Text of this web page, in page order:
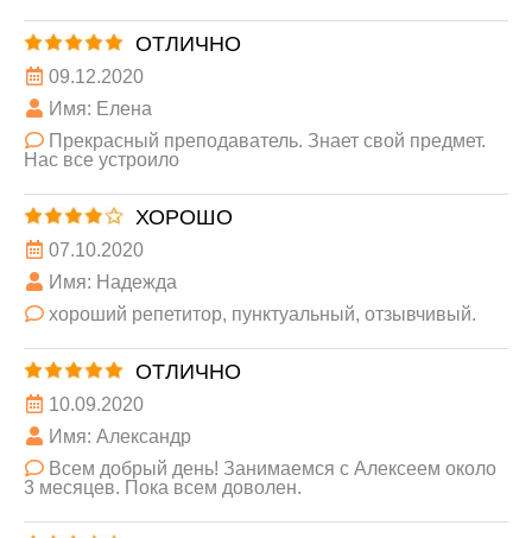
ОТЛИЧНО
09.12.2020
Имя: Елена
Прекрасный преподаватель. Знает свой предмет.
Нас все устроило
ХОРОШО
07.10.2020
Имя: Надежда
хороший репетитор, пунктуальный, отзывчивый.
ОТЛИЧНО
10.09.2020
Имя: Александр
Всем добрый день! Занимаемся с Алексеем около
3 месяцев. Пока всем доволен.